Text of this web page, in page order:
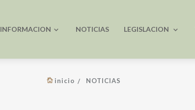
INFORMACION NOTICIAS LEGISLACION
inicio NOTICIAS